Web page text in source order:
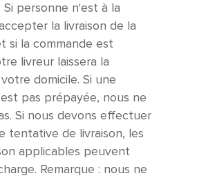
Si personne n'est à la
la livraison de la
si la commande est
livreur laissera la
domicile. Si une
pas prépayée, nous ne
Si nous devons effectuer
tentative de livraison, les
applicables peuvent
Remarque : nous ne